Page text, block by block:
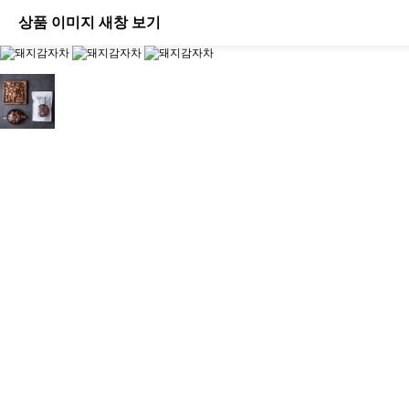
상품 이미지 새창 보기